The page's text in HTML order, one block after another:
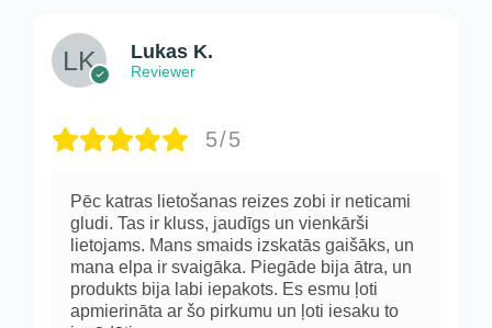
Lukas K.
Reviewer
5/5
Pēc katras lietošanas reizes zobi ir neticami
gludi. Tas ir kluss, jaudīgs un vienkārši
lietojams. Mans smaids izskatās gaišāks, un
mana elpa ir svaigāka. Piegāde bija ātra, un
produkts bija labi iepakots. Es esmu ļoti
apmierināta ar šo pirkumu un ļoti iesaku to